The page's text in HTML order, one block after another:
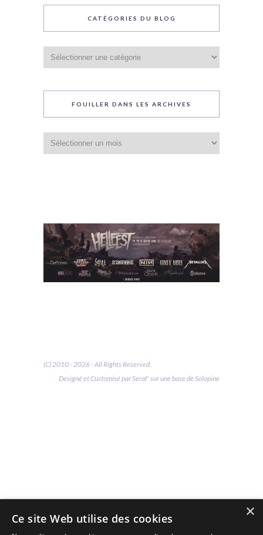
CATÉGORIES DU BLOG
du
blog
FOUILLER DANS LES ARCHIVES
dans
les
(C) 2010 - 2026 - All Rights Reserved.
Designé et Customisé par Seraf' sur une base de Solopine
×
Ce site Web utilise des cookies